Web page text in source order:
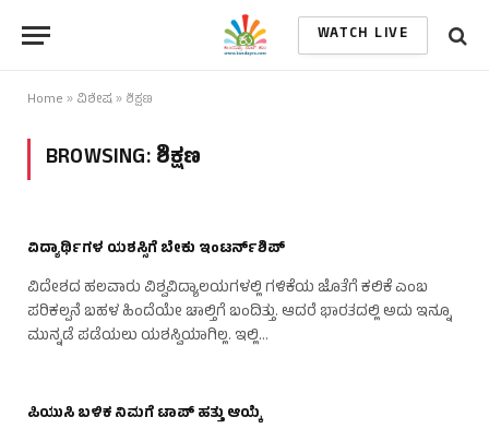
WATCH LIVE
Home » ವಿಶೇಷ» ಶಿಕ್ಷಣ
BROWSING:ಶಿಕ್ಷಣ
ವಿದ್ಯಾರ್ಥಿಗಳ ಯಶಸ್ಸಿಗೆ ಬೇಕು ಇಂಟರ್ನ್‌ಶಿಪ್
ವಿದೇಶದ ಹಲವಾರು ವಿಶ್ವವಿದ್ಯಾಲಯಗಳಲ್ಲಿ ಗಳಿಕೆಯ ಜೊತೆಗೆ ಕಲಿಕೆ ಎಂಬ
ಪರಿಕಲ್ಪನೆ ಬಹಳ ಹಿಂದೆಯೇ ಚಾಲ್ತಿಗೆ ಬಂದಿತ್ತು. ಆದರೆ ಭಾರತದಲ್ಲಿ ಅದು ಇನ್ನೂ
ಮುನ್ನಡೆ ಪಡೆಯಲು ಯಶಸ್ವಿಯಾಗಿಲ್ಲ. ಇಲ್ಲಿ…
ಪಿಯುಸಿ ಬಳಿಕ ನಿಮಗೆ ಟಾಪ್ ಹತ್ತು ಆಯ್ಕೆ